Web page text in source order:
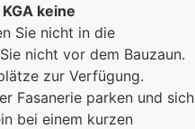
keine
Sie nicht in die
nicht vor dem Bauzaun.
zur Verfügung.
Fasanerie parken und sich
bei einem kurzen